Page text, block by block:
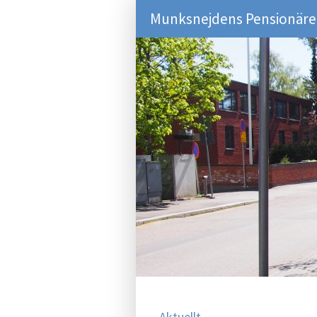
Munksnejdens